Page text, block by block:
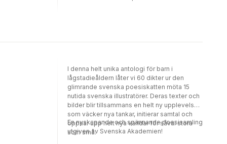
läsa själv: lagom långa, högt tempo och med
armen. Det ser precis ut som en sjua - men
bara en sak att göra: Hela familjen och vätten
Rurik packar in sig i bilen och beger sig till
Göteborg och spökhotellet Gasten på
Liseberg. Där finns någon som kanske kan
hjälpa dem ...Böckerna om Jack är perfekta
att läsa själv - lagom långa, högt tempo och
cliffhangers som gör att man bara måste läsa
vidare. Anna Sandlers bilder ger liv åt
I denna helt unika antologi för barn i
lågstadieåldern låter vi 60 dikter ur den
glimrande svenska poesiskatten möta 15
nutida svenska illustratörer. Deras texter och
bilder blir tillsammans en helt ny upplevelse
som väcker nya tankar, initierar samtal och
öppnar upp helt nya världar för såväl stora
som små.
En nyskapande och spännande poesisamling
utgiven av Svenska Akademien!